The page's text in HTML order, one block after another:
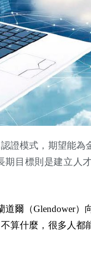
證模式，期望能
目標則是建立人
爾（Glendower）
算什麼，很多人